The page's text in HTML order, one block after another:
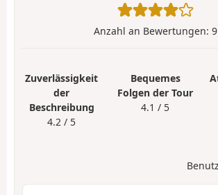
Anzahl an Bewertungen: 9
Zuverlässigkeit
der
Beschreibung
4.2 / 5
Bequemes
Folgen der Tour
4.1 / 5